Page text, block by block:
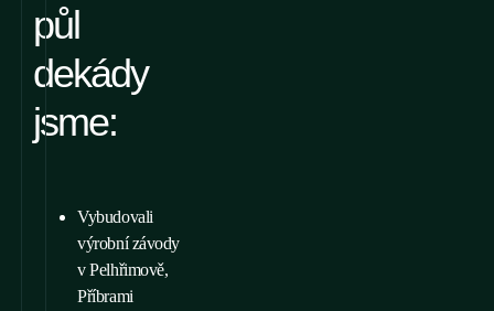
půl
dekády
jsme:
Vybudovali
výrobní závody
v Pelhřimově,
Příbrami